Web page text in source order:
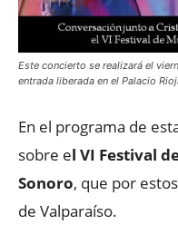
Este concierto se realizará el
entrada liberada en el Palacio
En el programa de
sobre el VI Festival
Sonoro, que por
de Valparaíso.